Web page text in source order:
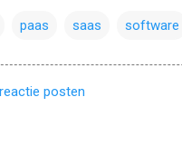
paas saas software
posten